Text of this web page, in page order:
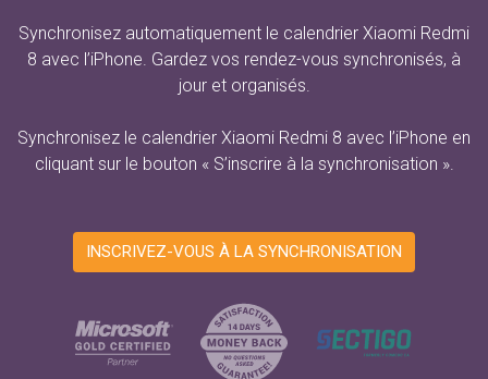
Synchronisez automatiquement le calendrier Xiaomi Redmi
8 avec l’iPhone. Gardez vos rendez-vous synchronisés, à
jour et organisés.
Synchronisez le calendrier Xiaomi Redmi 8 avec l’iPhone en
cliquant sur le bouton « S’inscrire à la synchronisation ».
INSCRIVEZ-VOUS À LA SYNCHRONISATION